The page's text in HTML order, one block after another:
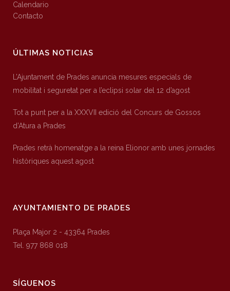
Calendario
Contacto
ÚLTIMAS NOTICIAS
L’Ajuntament de Prades anuncia mesures especials de
mobilitat i seguretat per a l’eclipsi solar del 12 d’agost
Tot a punt per a la XXXVII edició del Concurs de Gossos
d’Atura a Prades
Prades retrà homenatge a la reina Elionor amb unes jornades
històriques aquest agost
AYUNTAMIENTO DE PRADES
Plaça Major 2 - 43364 Prades
Tel. 977 868 018
SÍGUENOS